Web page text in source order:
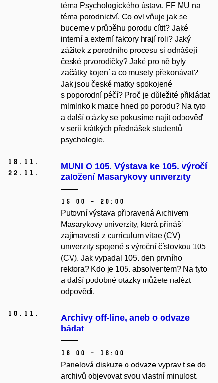
téma Psychologického ústavu FF MU na
téma porodnictví. Co ovlivňuje jak se
budeme v průběhu porodu cítit? Jaké
interní a externí faktory hrají roli? Jaký
zážitek z porodního procesu si odnášejí
české prvorodičky? Jaké pro ně byly
začátky kojení a co musely překonávat?
Jak jsou české matky spokojené
s poporodní péčí? Proč je důležité přikládat
miminko k matce hned po porodu? Na tyto
a další otázky se pokusíme najít odpověď
v sérii krátkých přednášek studentů
psychologie.
18. 11.
22. 11.
MUNI O 105. Výstava ke 105. výročí
založení Masarykovy univerzity
15:00 – 20:00
Putovní výstava připravená Archivem
Masarykovy univerzity, která přináší
zajímavosti z curriculum vitae (CV)
univerzity spojené s výroční číslovkou 105
(CV). Jak vypadal 105. den prvního
rektora? Kdo je 105. absolventem? Na tyto
a další podobné otázky můžete nalézt
odpovědi.
18. 11.
Archivy off-line, aneb o odvaze
bádat
16:00 – 18:00
Panelová diskuze o odvaze vypravit se do
archivů objevovat svou vlastní minulost.